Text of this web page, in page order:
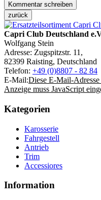
Capri Club Deutschland
Wolfgang Stein
Adresse: Zugspitzstr. 11,
82399 Raisting, Deutschland
Telefon: +49 (0)8807 - 82 84
E-Mail:Diese E-Mail-
Anzeige muss JavaScript
Kategorien
Karosserie
Fahrgestell
Antrieb
Trim
Accessiores
Information